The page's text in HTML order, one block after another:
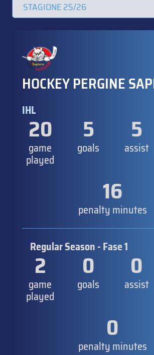
HOCKEY PERGINE
IHL
20
game
played
5
goals
5
assist
16
penalty minutes
Regular Season - Fase 1
2
game
played
0
goals
0
assist
0
penalty minutes